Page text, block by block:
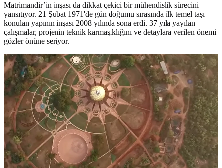
Matrimandir’in inşası da dikkat çekici bir mühendislik sürecini
yansıtıyor. 21 Şubat 1971'de gün doğumu sırasında ilk temel taşı
konulan yapının inşası 2008 yılında sona erdi. 37 yıla yayılan
çalışmalar, projenin teknik karmaşıklığını ve detaylara verilen önemi
gözler önüne seriyor.